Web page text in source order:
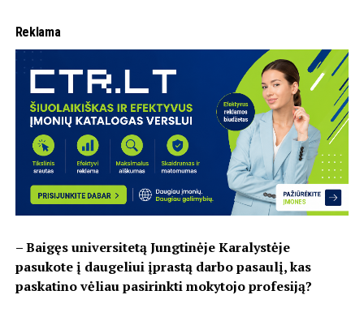
Reklama
– Baigęs universitetą Jungtinėje Karalystėje
pasukote į daugeliui įprastą darbo pasaulį, kas
paskatino vėliau pasirinkti mokytojo profesiją?